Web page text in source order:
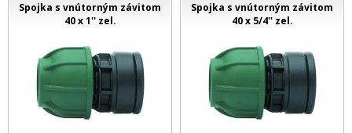
Spojka s vnútorným závitom
40 x 1'' zel.
Spojka s vnútorným závitom
40 x 5/4'' zel.